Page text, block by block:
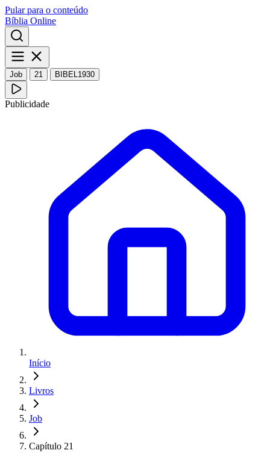
Pular para o conteúdo
Bíblia Online
Job 21 BIBEL1930
Publicidade
Início
Livros
Job
Capítulo 21